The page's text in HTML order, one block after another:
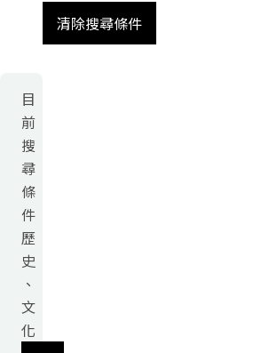
清除搜尋條件
目
前
搜
尋
條
件
歷
史
、
文
化